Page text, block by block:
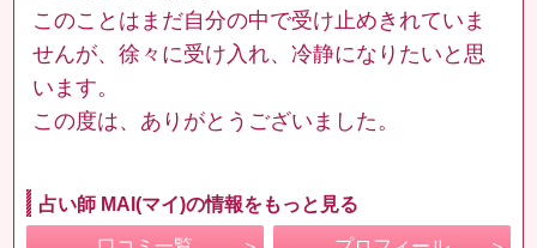
このことはまだ自分の中で受け止めきれていま
せんが、徐々に受け入れ、冷静になりたいと思
います。
この度は、ありがとうございました。
占い師 MAI(マイ)の情報をもっと見る